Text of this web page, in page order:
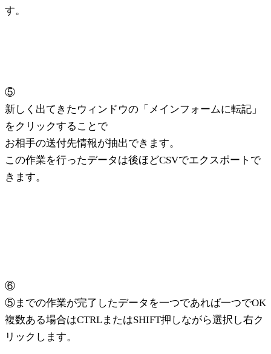
す。
⑤
新しく出てきたウィンドウの「メインフォームに転記」
をクリックすることで
お相手の送付先情報が抽出できます。
この作業を行ったデータは後ほどCSVでエクスポートで
きます。
⑥
⑤までの作業が完了したデータを一つであれば一つでOK
複数ある場合はCTRLまたはSHIFT押しながら選択し右ク
リックします。